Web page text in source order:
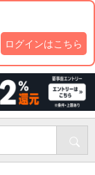
ログインはこちら